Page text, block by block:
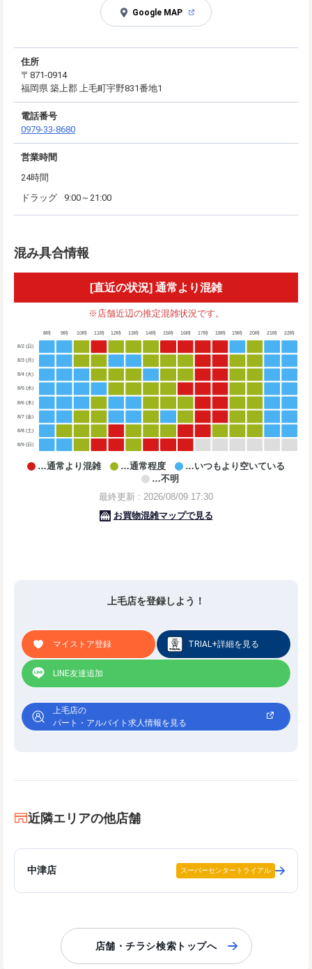
Google MAP
住所
〒871-0914
福岡県 築上郡 上毛町宇野831番地1
電話番号
0979-33-8680
営業時間
24時間
ドラッグ
9:00～21:00
混み具合情報
上毛店を登録しよう！
マイストア登録 TRIAL+詳細を見る
LINE友達追加
上毛店の
パート・アルバイト求人情報を見る
近隣エリアの他店舗
中津店 スーパーセンタートライアル
店舗・チラシ検索トップへ